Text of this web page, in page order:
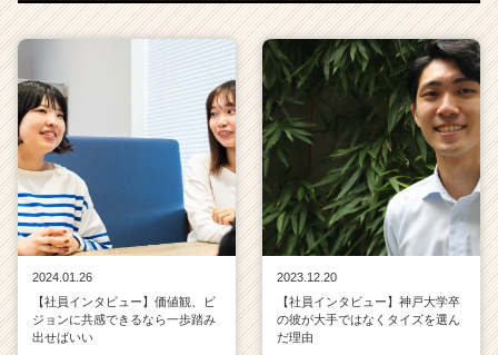
2024.01.26
【社員インタビュー】価値観、ビ
ジョンに共感できるなら一歩踏み
出せばいい
2023.12.20
【社員インタビュー】神戸大学卒
の彼が大手ではなくタイズを選ん
だ理由